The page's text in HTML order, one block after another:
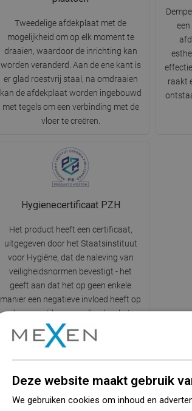
Tweedelige afdekplaat met de
mogelijkheid om op elk moment te
draaien, waardoor de inrichting kan
worden veranderd. Aan de ene kant is
er glad roestvrij staal, na omdraaien
kan de afdekplaat worden ingebouwd
met tegels om een verbinding met de
vloer te creëren.
raakt
Hygienecertificaat PZH
Het product heeft een certificaat,
uitgegeven door het Staatsinstituut
voor Hygiëne, dat de naleving van
veiligheidsnormen bevestigt - het
geeft aan dat het op geen enkele
manier een negatieve invloed heeft op
de menselijke gezondheid en het
milieu. nr B.BK.60110.1719.2023
geldig tot 14.02.2027
Deze website maakt gebruik
We gebruiken cookies om inhoud en